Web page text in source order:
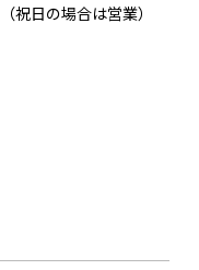
祝日の場合は営業）